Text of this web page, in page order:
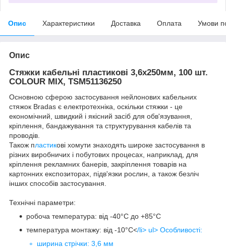
Опис Характеристики Доставка Оплата Умови
Опис
Стяжки кабельні пластикові 3,6x250мм, 100 шт.
COLOUR MIX, TSM51136250
Основною сферою застосування нейлонових кабельних
стяжок Bradas є електротехніка, оскільки стяжки - це
економічний, швидкий і якісний засіб для обв'язування,
кріплення, бандажування та структурування кабелів та
проводів.
Також пластикові хомути знаходять широке застосування в
різних виробничих і побутових процесах, наприклад, для
кріплення рекламних банерів, закріплення товарів на
картонних експозиторах, підв'язки рослин, а також безліч
інших способів застосування.
Технічні параметри:
робоча температура: від -40°C до +85°C
температура монтажу: від -10°C</li> ul> Особливості:
ширина стрічки: 3,6 мм